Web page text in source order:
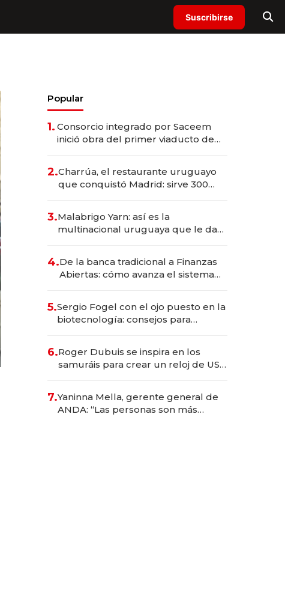
Suscribirse
Popular
1. Consorcio integrado por Saceem
inició obra del primer viaducto de
millones
2.Charrúa, el restaurante uruguayo
que conquistó Madrid: sirve 300
prepara apertura
3.Malabrigo Yarn: así es la
multinacional uruguaya que le da
4.De la banca tradicional a Finanzas
Abiertas: cómo avanza el sistema
5.Sergio Fogel con el ojo puesto en la
biotecnología: consejos para
6.Roger Dubuis se inspira en los
samuráis para crear un reloj de US$
7.Yaninna Mella, gerente general de
ANDA: “Las personas son más